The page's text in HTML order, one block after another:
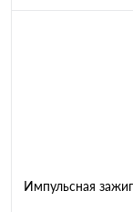
Импульсная